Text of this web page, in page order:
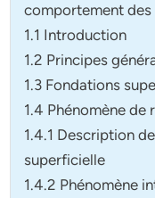
comportement
1.1 Introduction
1.2 Principes
1.3 Fondations
1.4 Phénomène de
1.4.1 Description
superficielle
1.4.2 Phénomène